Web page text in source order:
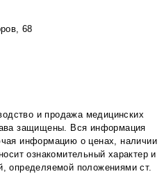
68
и продажа медицинских
защищены. Вся информация
информацию о ценах, наличии
ознакомительный характер и
определяемой положениями ст.